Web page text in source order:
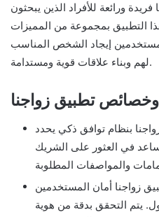
ورائعة للأفراد الذين يبحثون
التطبيق بمجموعة من المميزات
إيجاد الشخص المناسب
لهم وبناء علاقات قوية ومستدامة.
تطبيق زواجنا
بنظام توافق ذكي يحدد
في العثور على الشريك
زواجنا أمان المستخدمين
يتم التحقق بدقة من هوية